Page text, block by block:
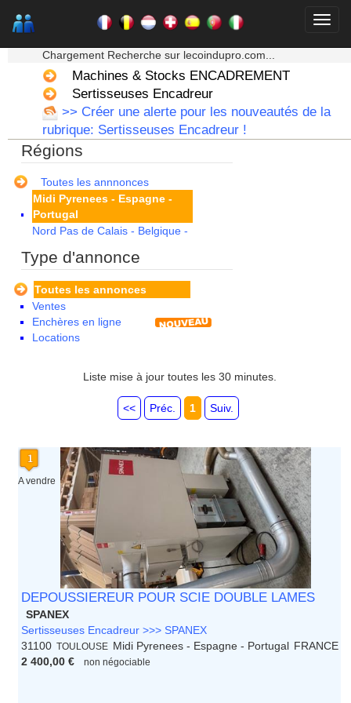
Chargement Recherche sur lecoindupro.com...
Machines & Stocks ENCADREMENT
Sertisseuses Encadreur
>> Créer une alerte pour les nouveautés de la
rubrique: Sertisseuses Encadreur !
Régions
Toutes les annnonces
Franche Comte - Suisse
Guyane
Haute Normandie
Ile de France
La Réunion
Languedoc Roussillon
Limousin
Lorraine
Martinique
Mayotte
Midi Pyrenees - Espagne -
Portugal
Nord Pas de Calais - Belgique -
Pays de la Loire
Picardie
Poitou Charentes
Principauté de Monaco
Provence Alpes Cote d'Azur -
Italie
Type d'annonce
Toutes les annonces
Ventes
Enchères en ligne
Locations
Liste mise à jour toutes les 30 minutes.
<< Préc. 1 Suiv.
A vendre
DEPOUSSIEREUR POUR SCIE DOUBLE LAMES
SPANEX
Sertisseuses Encadreur >>> SPANEX
31100 TOULOUSE Midi Pyrenees - Espagne - Portugal FRANCE
2 400,00 €
non négociable